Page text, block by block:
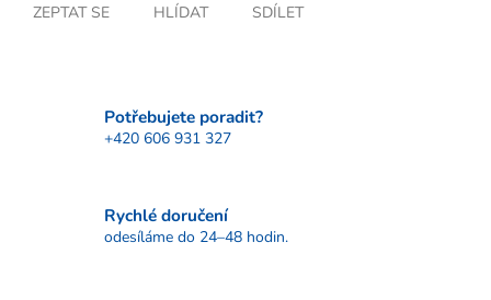
ZEPTAT SE HLÍDAT SDÍLET
Potřebujete poradit?
+420 606 931 327
Rychlé doručení
odesíláme do 24–48 hodin.